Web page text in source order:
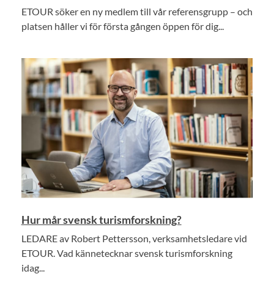
ETOUR söker en ny medlem till vår referensgrupp – och
platsen håller vi för första gången öppen för dig...
Hur mår svensk turismforskning?
LEDARE av Robert Pettersson, verksamhetsledare vid
ETOUR. Vad kännetecknar svensk turismforskning
idag...